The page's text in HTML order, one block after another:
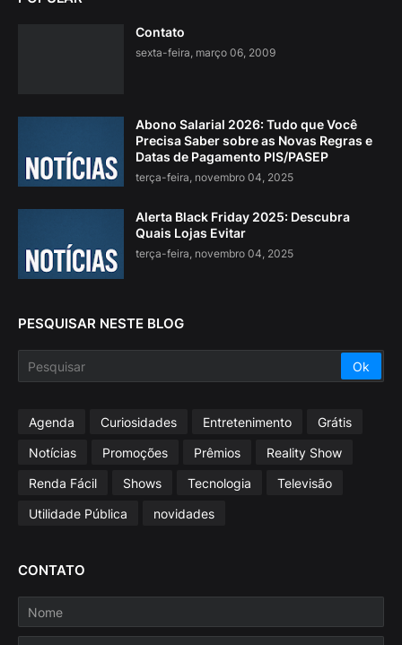
Contato
sexta-feira, março 06, 2009
Abono Salarial 2026: Tudo que Você
Precisa Saber sobre as Novas Regras e
Datas de Pagamento PIS/PASEP
terça-feira, novembro 04, 2025
Alerta Black Friday 2025: Descubra
Quais Lojas Evitar
terça-feira, novembro 04, 2025
PESQUISAR NESTE BLOG
Agenda Curiosidades Entretenimento
Grátis
Notícias
Promoções Prêmios
Reality Show
Renda Fácil
Shows Tecnologia
Televisão
Utilidade Pública
novidades
CONTATO